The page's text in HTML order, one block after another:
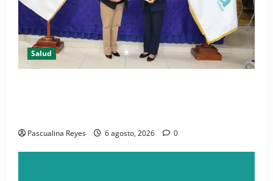
Salud
Pascualina Reyes 6 agosto, 2026 0